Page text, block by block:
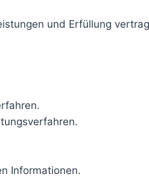
und Erfüllung
Informationen.